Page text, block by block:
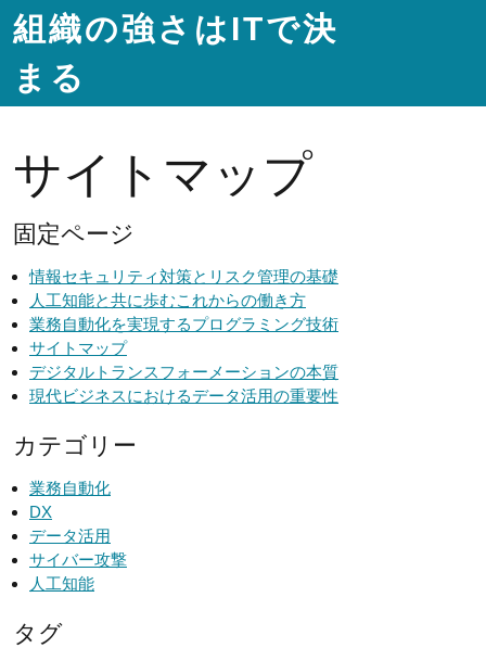
組織の強さはITで決
まる
サイトマップ
固定ページ
情報セキュリティ対策とリスク管理の基礎
人工知能と共に歩むこれからの働き方
業務自動化を実現するプログラミング技術
サイトマップ
デジタルトランスフォーメーションの本質
現代ビジネスにおけるデータ活用の重要性
カテゴリー
業務自動化
DX
データ活用
サイバー攻撃
人工知能
タグ